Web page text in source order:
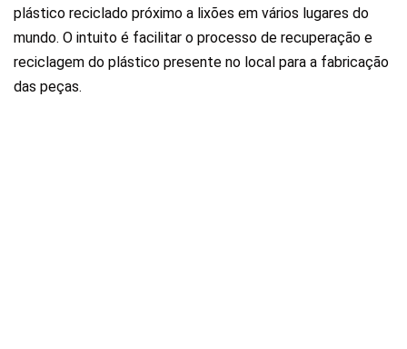
plástico reciclado próximo a lixões em vários lugares do
mundo. O intuito é facilitar o processo de recuperação e
reciclagem do plástico presente no local para a fabricação
das peças.